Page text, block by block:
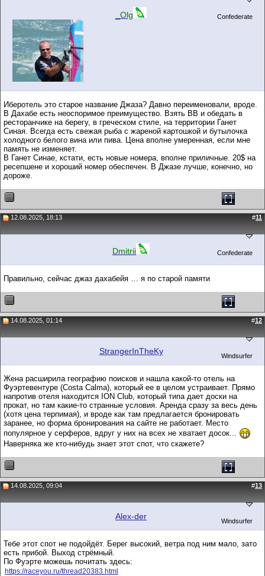
_Olg Confederate
Иберотель это старое название Джаза? Давно переименовали, вроде.
В Дахабе есть неоспоримое преимущество. Взять BB и обедать в
ресторанчике на берегу, в греческом стиле, на территории Ганет
Синая. Всегда есть свежая рыба с жареной картошкой и бутылочка
холодного белого вина или пива. Цена вполне умеренная, если мне
память не изменяет.
В Ганет Синае, кстати, есть новые номера, вполне приличные. 20$ на
ресепшене и хороший номер обеспечен. В Джазе лучше, конечно, но
дороже.
12.08.2025, 18:13 #11
Dmitrii Confederate
Правильно, сейчас джаз дахабейя … я по старой памяти
14.08.2025, 01:14 #12
StrangerInTheKy Windsurfer
Жена расширила географию поисков и нашла какой-то отель на
Фуэртевентуре (Costa Calma), который ее в целом устраивает. Прямо
напротив отеля находится ION Club, который типа дает доски на
прокат, но там какие-то странные условия. Аренда сразу за весь день
(хотя цена терпимая), и вроде как там предлагается бронировать
заранее, но форма бронирования на сайте не работает. Место
популярное у серферов, вдруг у них на всех не хватает досок...
Наверняка же кто-нибудь знает этот спот, что скажете?
14.08.2025, 09:04 #13
Alex-der Windsurfer
Тебе этот спот не подойдёт. Берег высокий, ветра под ним мало, зато
есть прибой. Выход стрёмный.
По Фуэрте можешь почитать здесь:
https://raceyou.ru/thread20383.html